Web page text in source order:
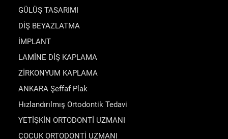
GÜLÜŞ TASARIMI
DİŞ BEYAZLATMA
İMPLANT
LAMİNE DİŞ KAPLAMA
ZİRKONYUM KAPLAMA
ANKARA Şeffaf Plak
Hızlandırılmış Ortodontik Tedavi
YETİŞKİN ORTODONTİ UZMANI
ÇOCUK ORTODONTİ UZMANI